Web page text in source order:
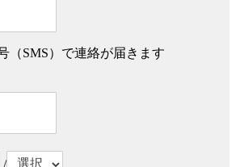
（SMS）で連絡が届きます
/